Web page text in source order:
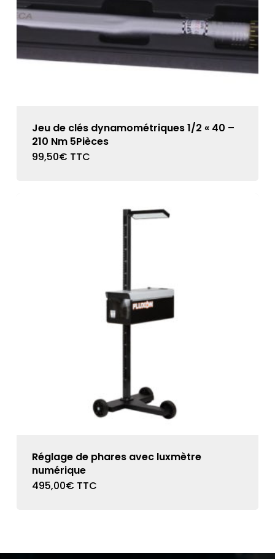
Jeu de clés dynamométriques 1/2 « 40 –
210 Nm 5Pièces
99,50€ TTC
Réglage de phares avec luxmètre
numérique
495,00€ TTC